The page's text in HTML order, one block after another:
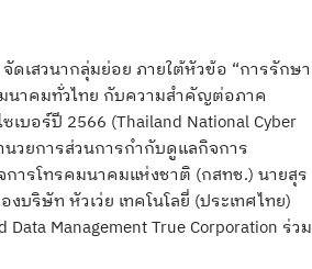
ดเสวนากลุ่มย่อย ภายใต้หัวข้อ “การรักษา
นาคมทั่วไทย กับความสำคัญต่อภาค
อร์ปี 2566 (Thailand National Cyber
วยการส่วนการกำกับดูแลกิจการ
ารโทรคมนาคมแห่งชาติ (กสทช.) นายสุร
ริษัท หัวเว่ย เทคโนโลยี่ (ประเทศไทย)
Management True Corporation ร่วม